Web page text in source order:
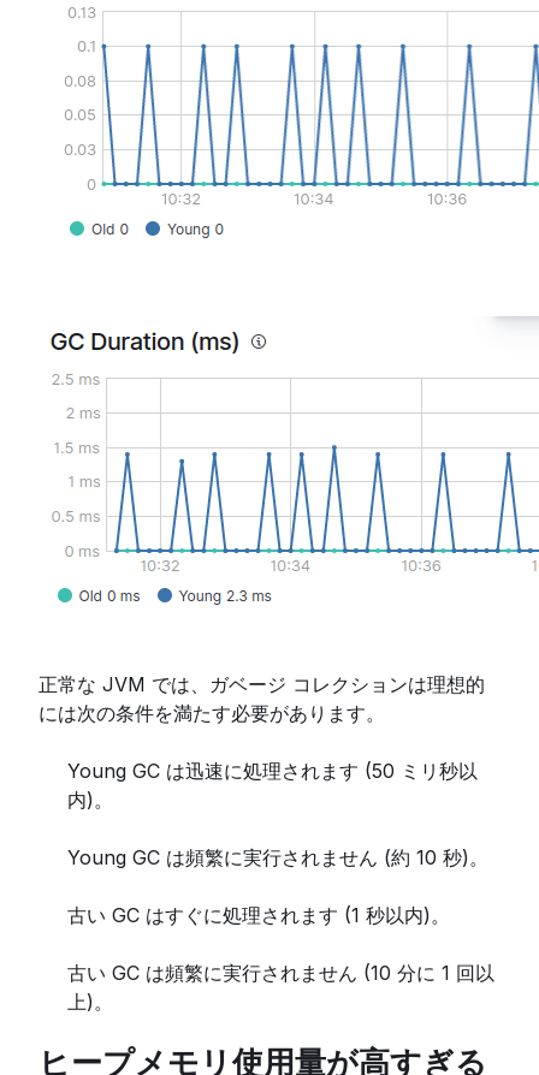
正常な JVM では、ガベージ コレクションは理想的
には次の条件を満たす必要があります。
Young GC は迅速に処理されます (50 ミリ秒以
内)。
Young GC は頻繁に実行されません (約 10 秒)。
古い GC はすぐに処理されます (1 秒以内)。
古い GC は頻繁に実行されません (10 分に 1 回以
上)。
ヒープメモリ使用量が高すぎる